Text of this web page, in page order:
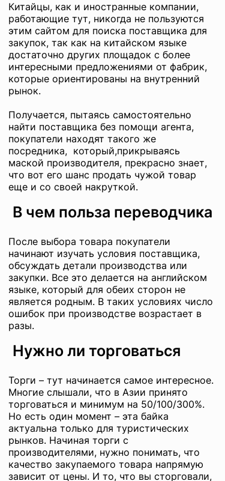
Китайцы, как и иностранные компании,
работающие тут, никогда не пользуются
этим сайтом для поиска поставщика для
закупок, так как на китайском языке
достаточно других площадок с более
интересными предложениями от фабрик,
которые ориентированы на внутренний
рынок.
Получается, пытаясь самостоятельно
найти поставщика без помощи агента,
покупатели находят такого же
посредника, который,прикрываясь
маской производителя, прекрасно знает,
что вот его шанс продать чужой товар
еще и со своей накруткой.
В чем польза переводчика
После выбора товара покупатели
начинают изучать условия поставщика,
обсуждать детали производства или
закупки. Все это делается на английском
языке, который для обеих сторон не
является родным. В таких условиях число
ошибок при производстве возрастает в
разы.
Нужно ли торговаться
Торги – тут начинается самое интересное.
Многие слышали, что в Азии принято
торговаться и минимум на 50/100/300%.
Но есть один момент – эта байка
актуальна только для туристических
рынков. Начиная торги с
производителями, нужно понимать, что
качество закупаемого товара напрямую
зависит от цены. И то, что вы сторговали,